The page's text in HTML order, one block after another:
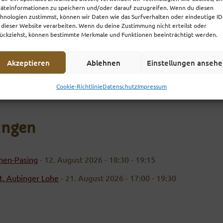
zu speichern und/oder darauf zuzugreifen. Wenn du diesen
zustimmst, können wir Daten wie das Surfverhalten oder eindeutige
Website verarbeiten. Wenn du deine Zustimmung nicht erteilst oder
können bestimmte Merkmale und Funktionen beeinträchtigt werden.
Akzeptieren Ablehnen Einstellungen
Cookie-RichtlinieDatenschutzImpressum
Pasing- 12. August 2026 - 18:30 - 19:15
Pasing - 12. August 2026 - 18:30 - 19:15
Aubinger Lohe - 21. August 2026 - 17:00 - 19:30